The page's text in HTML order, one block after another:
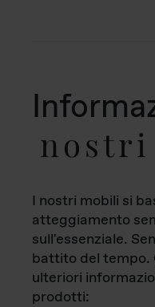
I nostri mobili si
atteggiamento
sull'essenziale.
battito del tempo.
ulteriori
prodotti: